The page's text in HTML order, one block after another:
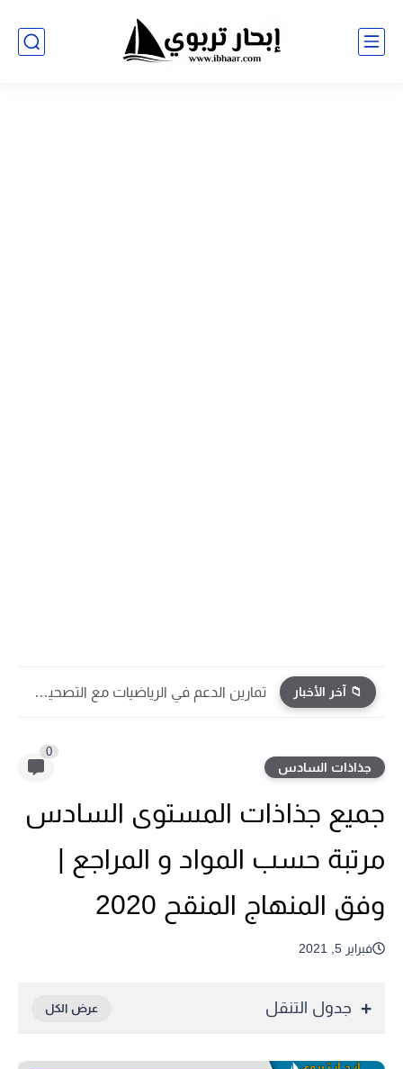
📁 آخر الأخبار تمارين الدعم في الرياضيات مع التصحيح | جميع الوحدات...
جذاذات السادس
0
جميع جذاذات المستوى السادس
مرتبة حسب المواد و المراجع |
وفق المنهاج المنقح 2020
فبراير 5, 2021
جدول التنقل